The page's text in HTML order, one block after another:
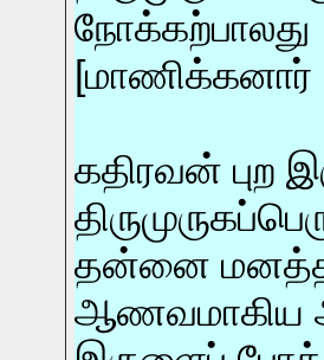
நோக்கற்பாலது
[மாணிக்கனார்
கதிரவன் புற
தன்னை
ஆணவமாகிய